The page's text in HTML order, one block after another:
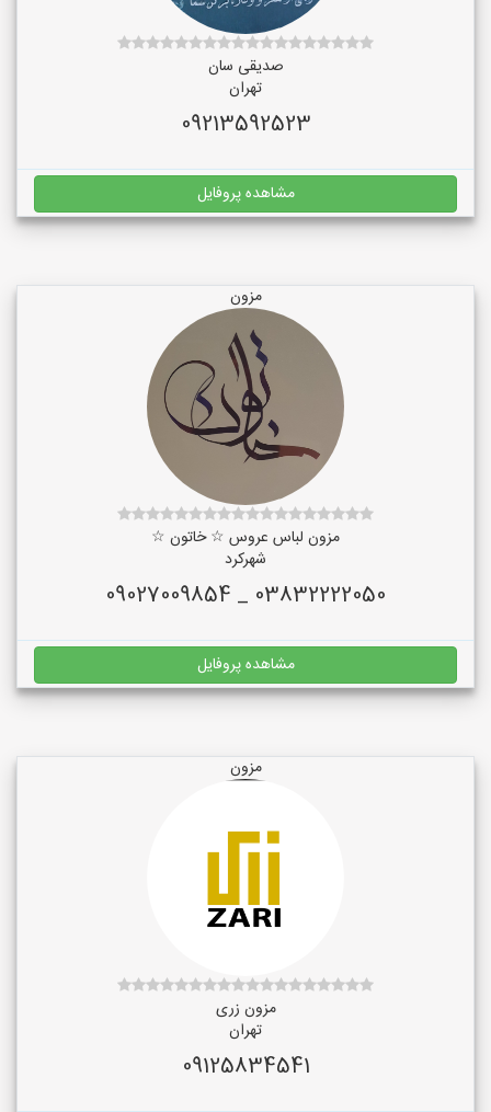
صدیقی سان
تهران
09213592523
مشاهده پروفایل
مزون
مزون لباس عروس ☆ خاتون ☆
شهرکرد
03832222050 _ 09027009854
مشاهده پروفایل
مزون
مزون زری
تهران
09125834541